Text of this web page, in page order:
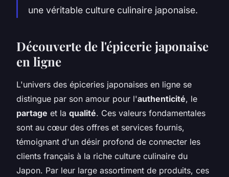
une véritable culture culinaire japonaise.
Découverte de l'épicerie japonaise
en ligne
L'univers des épiceries japonaises en ligne se
distingue par son amour pour l'authenticité, le
partage et la qualité. Ces valeurs fondamentales
sont au cœur des offres et services fournis,
témoignant d'un désir profond de connecter les
clients français à la riche culture culinaire du
Japon. Par leur large assortiment de produits, ces